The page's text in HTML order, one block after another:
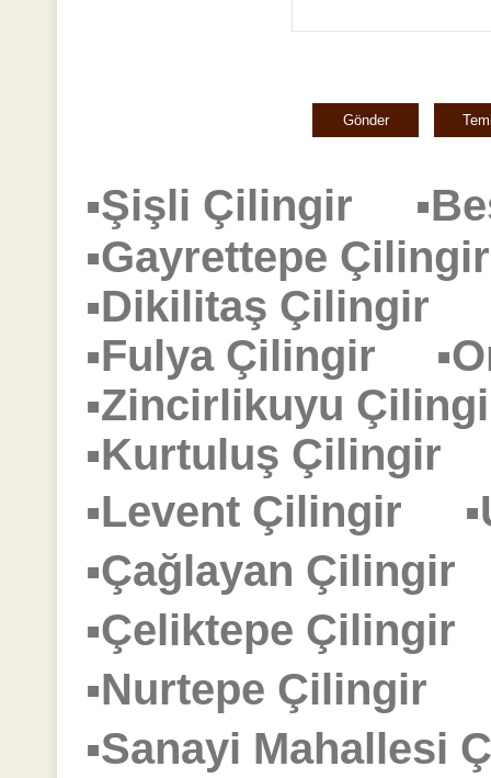
▪Şişli Çilingir
▪Gayrettepe
▪Dikilitaş Çilingir
▪Fulya Çilingir
▪Zincirlikuyu
▪Kurtuluş
▪Levent Çilingir
▪Çağlayan
▪Çeliktepe
▪Nurtepe Çilingir
▪Sanayi